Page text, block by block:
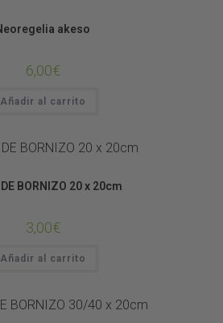
akeso
6,00€
Añadir al carrito
DE BORNIZO 20 x 20cm
3,00€
Añadir al carrito